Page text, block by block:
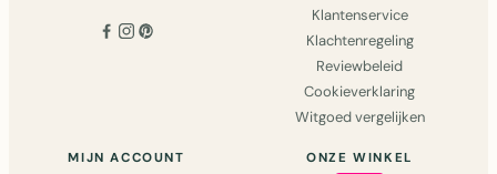
Klantenservice
Klachtenregeling
Reviewbeleid
Cookieverklaring
Witgoed vergelijken
MIJN ACCOUNT ONZE WINKEL